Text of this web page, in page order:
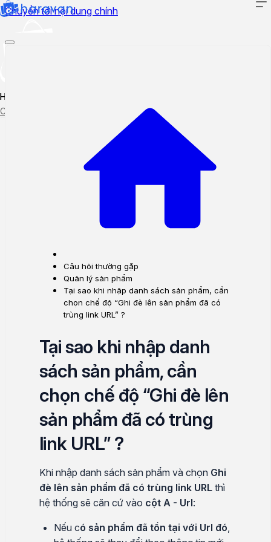
Chuyển tới nội dung chính
Hướng dẫn sử dụng
Cập nhật tính năng mới
Theo dõi ticket
Câu hỏi thường gặp
Quản lý sản phẩm
Tại sao khi nhập danh sách sản phẩm, cần
chọn chế độ “Ghi đè lên sản phẩm đã có
trùng link URL” ?
Tại sao khi nhập danh
sách sản phẩm, cần
chọn chế độ “Ghi đè lên
sản phẩm đã có trùng
link URL” ?
Khi nhập danh sách sản phẩm và chọn Ghi
đè lên sản phẩm đã có trùng link URL thì
hệ thống sẽ căn cứ vào cột A - Url:
Nếu có sản phẩm đã tồn tại với Url đó,